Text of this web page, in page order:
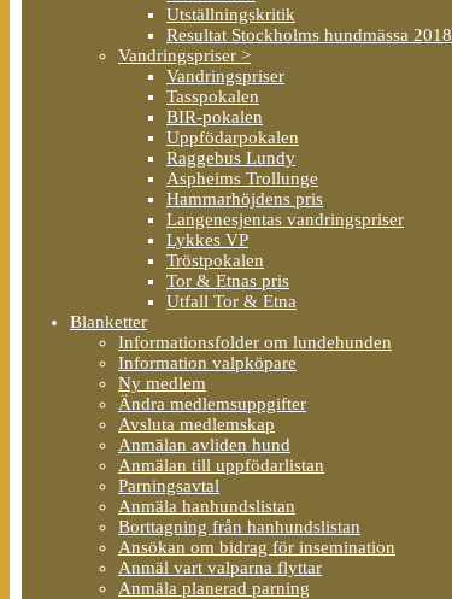
Utställningskritik
Resultat Stockholms hundmässa 2018
Vandringspriser >
Vandringspriser
Tasspokalen
BIR-pokalen
Uppfödarpokalen
Raggebus Lundy
Aspheims Trollunge
Hammarhöjdens pris
Langenesjentas vandringspriser
Lykkes VP
Tröstpokalen
Tor & Etnas pris
Utfall Tor & Etna
Blanketter
Informationsfolder om lundehunden
Information valpköpare
Ny medlem
Ändra medlemsuppgifter
Avsluta medlemskap
Anmälan avliden hund
Anmälan till uppfödarlistan
Parningsavtal
Anmäla hanhundslistan
Borttagning från hanhundslistan
Ansökan om bidrag för insemination
Anmäl vart valparna flyttar
Anmäla planerad parning